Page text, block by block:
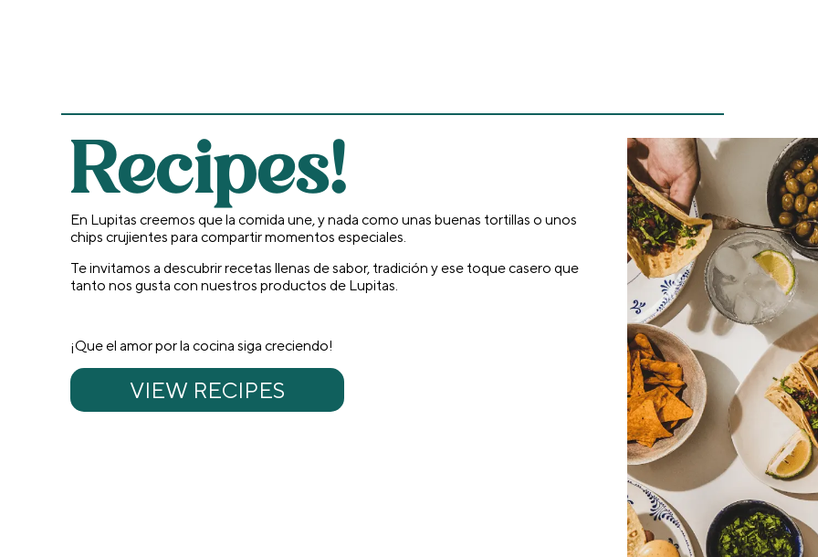
Recipes!
En Lupitas creemos que la comida une, y nada como unas buenas tortillas o unos
chips crujientes para compartir momentos especiales.
Te invitamos a descubrir recetas llenas de sabor, tradición y ese toque casero que
tanto nos gusta con nuestros productos de Lupitas.
¡Que el amor por la cocina siga creciendo!
VIEW RECIPES